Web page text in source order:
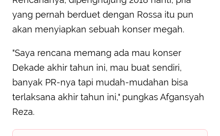
yang pernah berduet dengan Rossa itu pun
akan menyiapkan sebuah konser megah.
"Saya rencana memang ada mau konser
Dekade akhir tahun ini, mau buat sendiri,
banyak PR-nya tapi mudah-mudahan bisa
terlaksana akhir tahun ini," pungkas Afgansyah
Reza.